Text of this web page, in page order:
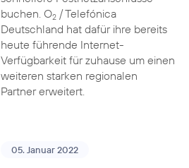
buchen. O2/ Telefónica
Deutschland hat dafür ihre bereits
heute führende Internet-
Verfügbarkeit für zuhause um einen
weiteren starken regionalen
Partner erweitert.
05. Januar 2022